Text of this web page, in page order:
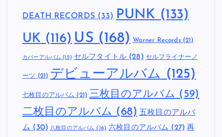
DEATH RECORDS (33) PUNK (133)
UK (116) US (168) Warner Records(21)
カバーアルバム (15) セルフタイトル(28) セルフライナーノ
ーツ (21) デビューアルバム (125)
七枚目のアルバム (21) 三枚目のアルバム (59)
二枚目のアルバム (68) 五枚目のアルバ
ム (30) 八枚目のアルバム (16) 六枚目のアルバム (27) 再